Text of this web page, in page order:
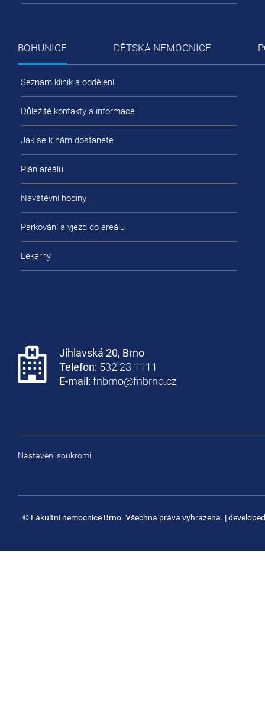
BOHUNICE DĚTSKÁ NEMOCNICE
Seznam klinik a oddělení
Důležité kontakty a informace
Jak se k nám dostanete
Plán areálu
Návštěvní hodiny
Parkování a vjezd do areálu
Lékárny
Jihlavská 20, Brno
Telefon: 532 23 1111
E-mail: fnbrno@fnbrno.cz
Nastavení soukromí
© Fakultní nemocnice Brno. Všechna práva vyhrazena. |